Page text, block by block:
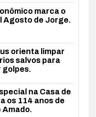
marca o
Agosto de Jorge.
orienta limpar
salvos para
golpes.
na Casa de
os 114 anos de
Amado.